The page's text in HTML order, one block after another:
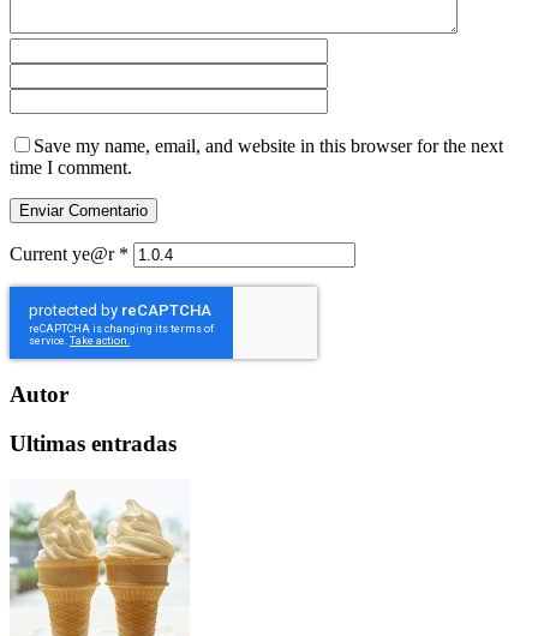
Save my name, email, and website in this browser for the next
time I comment.
Current ye@r *
Autor
Ultimas entradas